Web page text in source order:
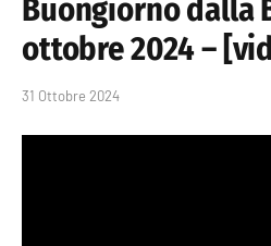
Buongiorno dalla
ottobre 2024 –
31 Ottobre 2024